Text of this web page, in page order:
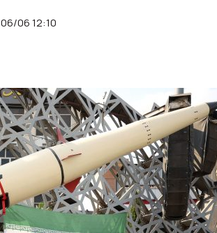
06/06 12:10